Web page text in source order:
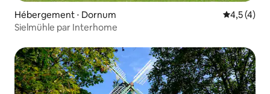
Hébergement ⋅ Dornum Évaluation
4,5 (4)
Sielmühle par Interhome